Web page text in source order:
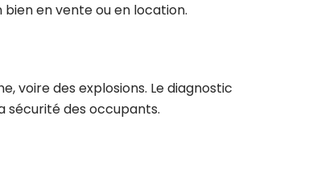
en vente ou en location.
voire des explosions. Le diagnostic
sécurité des occupants.